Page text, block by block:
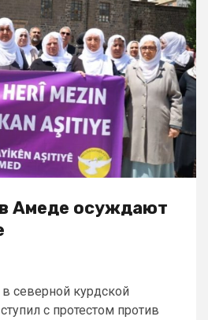
Амеде осуждают
северной курдской
с протестом против